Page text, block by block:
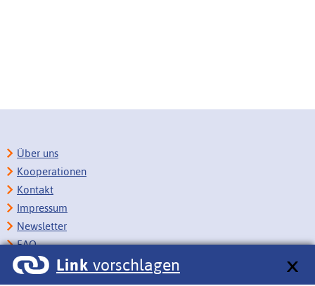
Link vorschlagen
Über uns
Kooperationen
Kontakt
Impressum
Newsletter
FAQ
Copyright